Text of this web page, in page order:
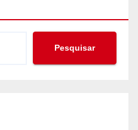
Pesquisar